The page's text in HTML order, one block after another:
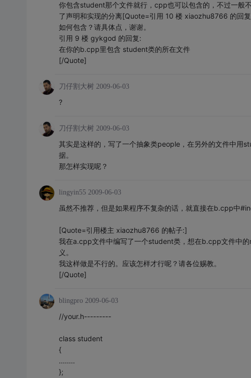
你包含student那个文件就行，cpp也可以包含的，不过一般
了声明和实现的分离[Quote=引用 10 楼 xiaozhu8766 的回
如何包含？请具体点，谢谢。
引用 9 楼 gykgod 的回复:
在你的b.cpp里包含 student类的所在文件
[/Quote]
刀仔割大树 2009-06-03
?
刀仔割大树 2009-06-03
其实是这样的，写了一个抽象类people，在另外的文件中用
据。
那怎样实现呢？
lingyin55 2009-06-03
虽然不推荐，但是如果程序不复杂的话，就直接在b.cpp中
[Quote=引用楼主 xiaozhu8766 的帖子:]
我在a.cpp文件中编写了一个student类，想在b.cpp文件中
义。
我这样做是不行的。应该怎样才行呢？请各位赐教。
[/Quote]
blingpro 2009-06-03
//your.h---------
class student
{
........
};